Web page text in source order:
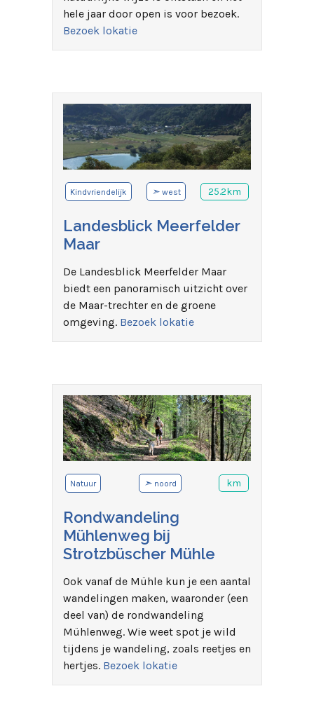
hele jaar door open is voor bezoek.
Bezoek lokatie
Kindvriendelijk ➣ west 25.2km
Landesblick Meerfelder
Maar
De Landesblick Meerfelder Maar
biedt een panoramisch uitzicht over
de Maar-trechter en de groene
omgeving. Bezoek lokatie
Natuur ➣ noord km
Rondwandeling
Mühlenweg bij
Strotzbüscher Mühle
Ook vanaf de Mühle kun je een aantal
wandelingen maken, waaronder (een
deel van) de rondwandeling
Mühlenweg. Wie weet spot je wild
tijdens je wandeling, zoals reetjes en
hertjes. Bezoek lokatie